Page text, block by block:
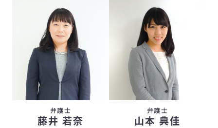
弁護士
藤井 若奈
弁護士
山本 典佳